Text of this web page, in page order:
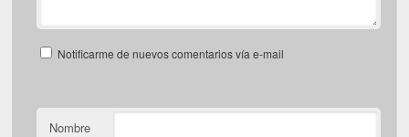
Notificarme de nuevos comentarios vía e-mail
Nombre